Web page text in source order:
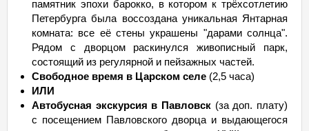
памятник эпохи барокко, в котором к трёхсотлетию
Петербурга была воссоздана уникальная Янтарная
комната: все её стены украшены "дарами солнца".
Рядом с дворцом раскинулся живописный парк,
состоящий из регулярной и пейзажных частей.
Свободное время в Царском селе (2,5 часа)
ИЛИ
Автобусная экскурсия в Павловск (за доп. плату)
с посещением Павловского дворца и выдающегося